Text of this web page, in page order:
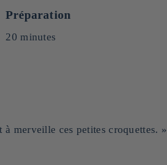
Préparation
20 minutes
à merveille ces petites croquettes. »